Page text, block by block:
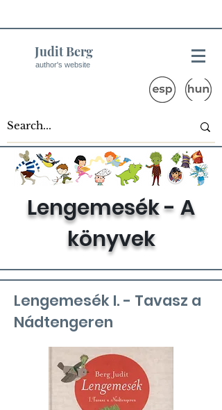
Judit Berg
author's website
Lengemesék - A
könyvek
Lengemesék I. - Tavasz a
Nádtengeren